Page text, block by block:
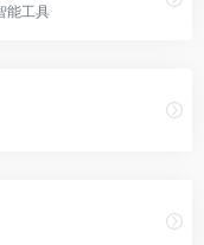
能工具